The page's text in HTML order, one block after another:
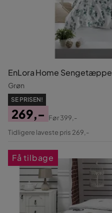
EnLora Home Sengetæppe
Grøn
SE PRISEN!
Pris
269,-
Original
Før399,-
Tidligere laveste pris 269,-
Få tilbage